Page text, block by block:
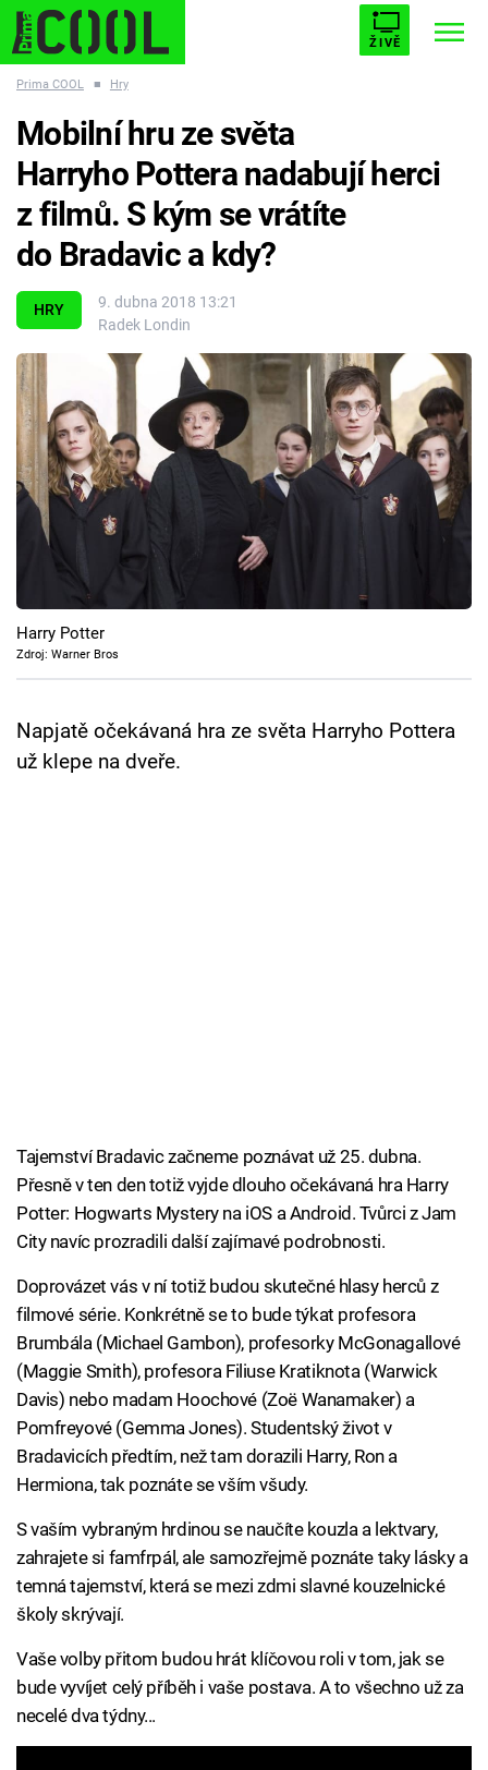
ŽIVĚ
ESCAPE PLNEJ KOTEL AVENGERS 5
Témata
Filmy
Seriály
Hry
Cool Esport
Pořady
TV Program
Přihlášení
Prima COOL ■ Hry
HRY
9. dubna 2018 13:21
Radek Londin
Mobilní hru ze světa
Harryho Pottera nadabují herci
z filmů. S kým se vrátíte
do Bradavic a kdy?
Harry Potter
Zdroj: Warner Bros
Napjatě očekávaná hra ze světa Harryho Pottera
už klepe na dveře.
Tajemství Bradavic začneme poznávat už 25. dubna.
Přesně v ten den totiž vyjde dlouho očekávaná hra Harry
Potter: Hogwarts Mystery na iOS a Android. Tvůrci z Jam
City navíc prozradili další zajímavé podrobnosti.
Doprovázet vás v ní totiž budou skutečné hlasy herců z
filmové série. Konkrétně se to bude týkat profesora
Brumbála (Michael Gambon), profesorky McGonagallové
(Maggie Smith), profesora Filiuse Kratiknota (Warwick
Davis) nebo madam Hoochové (Zoë Wanamaker) a
Pomfreyové (Gemma Jones). Studentský život v
Bradavicích předtím, než tam dorazili Harry, Ron a
Hermiona, tak poznáte se vším všudy.
S vaším vybraným hrdinou se naučíte kouzla a lektvary,
zahrajete si famfrpál, ale samozřejmě poznáte taky lásky a
temná tajemství, která se mezi zdmi slavné kouzelnické
školy skrývají.
Vaše volby přitom budou hrát klíčovou roli v tom, jak se
bude vyvíjet celý příběh i vaše postava. A to všechno už za
necelé dva týdny...